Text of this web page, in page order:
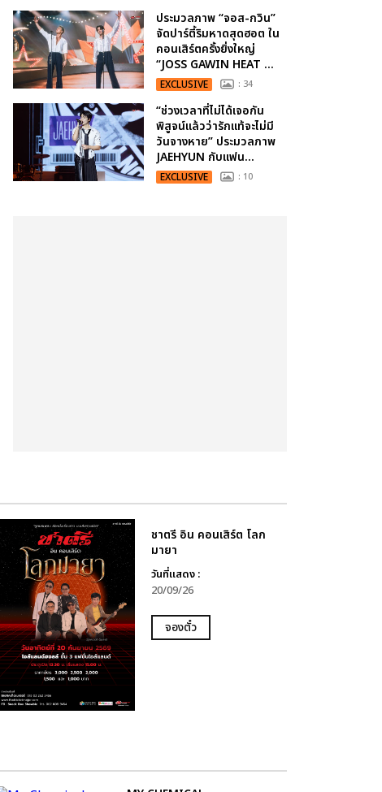
ประมวลภาพ “จอส-กวิน”
จัดปาร์ตี้ริมหาดสุดฮอต ใน
คอนเสิร์ตครั้งยิ่งใหญ่
“JOSS GAWIN HEAT ...
EXCLUSIVE : 34
“ช่วงเวลาที่ไม่ได้เจอกัน
พิสูจน์แล้วว่ารักแท้จะไม่มี
วันจางหาย” ประมวลภาพ
JAEHYUN กับแฟน...
EXCLUSIVE : 10
ชาตรี อิน คอนเสิร์ต โลก
มายา
วันที่แสดง :
20/09/26
จองตั๋ว